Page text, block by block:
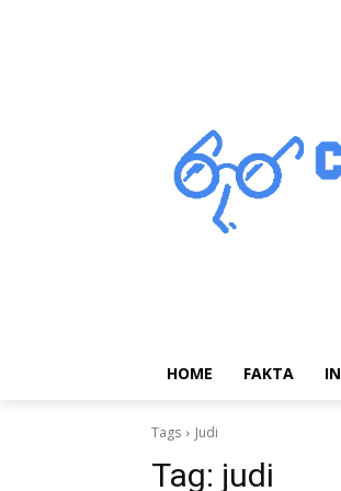
HOME FAKTA
Tags Judi
Tag: judi